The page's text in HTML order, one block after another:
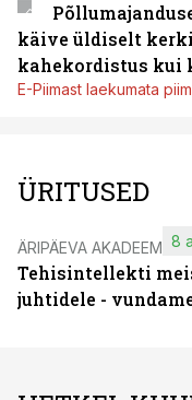
käive üldiselt
kahekordistus kui
E-Piimast laekumata
ÜRITUSED
ÄRIPÄEVA AKADEEMIA
Tehisintellekti
juhtidele -
8